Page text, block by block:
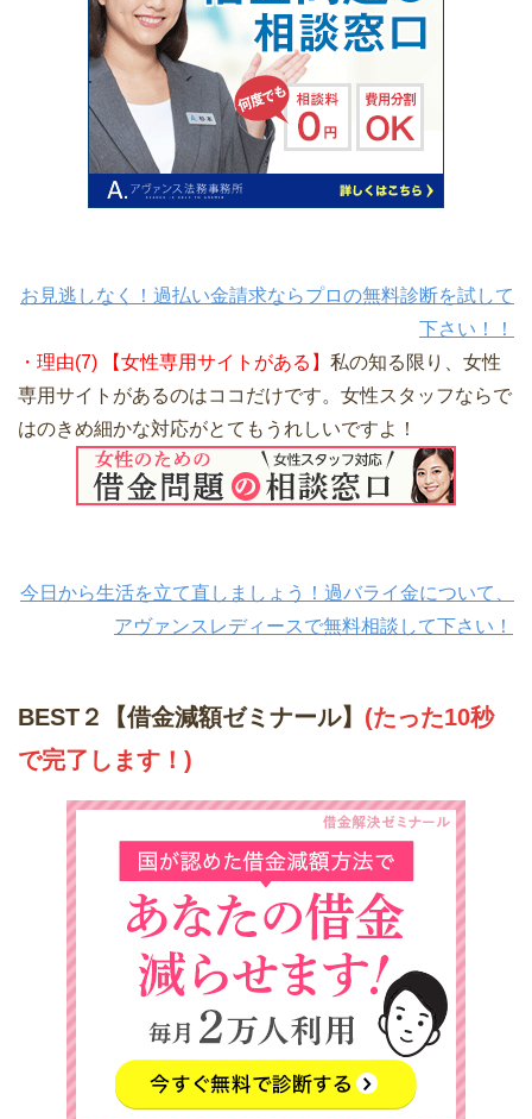
お見逃しなく！過払い金請求ならプロの無料診断を試して
下さい！！
・理由(7) 【女性専用サイトがある】 私の知る限り、女性
専用サイトがあるのはココだけです。女性スタッフならで
はのきめ細かな対応がとてもうれしいですよ！
今日から生活を立て直しましょう！過バライ金について、
アヴァンスレディースで無料相談して下さい！
BEST２【借金減額ゼミナール】 (たった10秒
で完了します！)